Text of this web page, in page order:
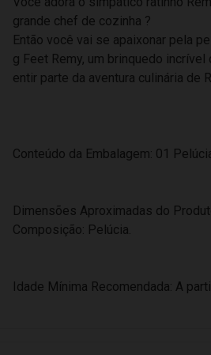
grande chef de cozinha ?
Então você vai se apaixonar pela
g Feet Remy, um brinquedo
entir parte da aventura culinária de
Conteúdo da Embalagem: 01
Dimensões Aproximadas do
Composição: Pelúcia.
Idade Mínima Recomendada: A